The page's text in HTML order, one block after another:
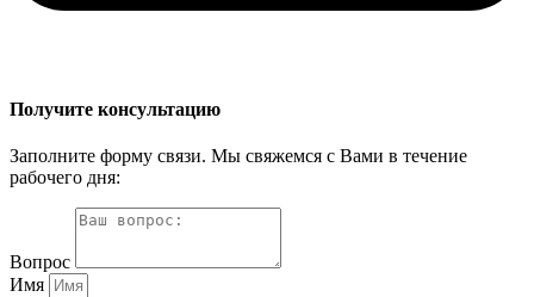
Получите консультацию
Заполните форму связи. Мы свяжемся с Вами в течение
рабочего дня:
Вопрос
Имя